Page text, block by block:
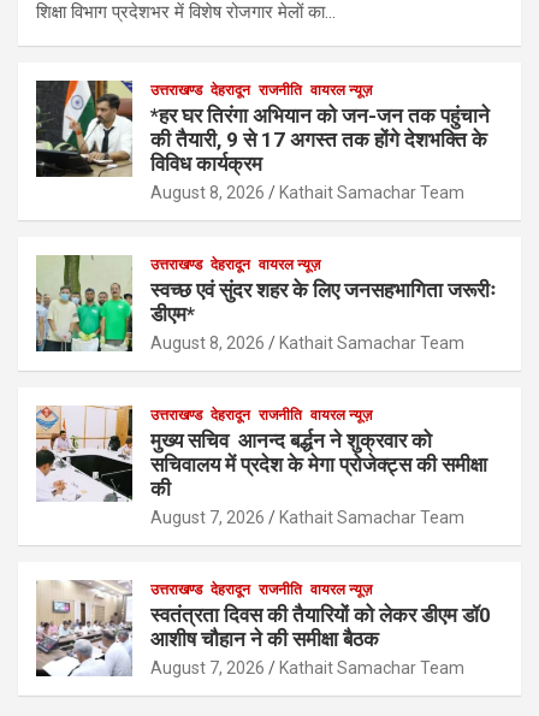
शिक्षा विभाग प्रदेशभर में विशेष रोजगार मेलों का…
उत्तराखण्ड देहरादून राजनीति वायरल न्यूज़
*हर घर तिरंगा अभियान को जन-जन तक पहुंचाने
की तैयारी, 9 से 17 अगस्त तक होंगे देशभक्ति के
विविध कार्यक्रम
August 8, 2026 Kathait Samachar Team
उत्तराखण्ड देहरादून वायरल न्यूज़
स्वच्छ एवं सुंदर शहर के लिए जनसहभागिता जरूरीः
डीएम*
August 8, 2026 Kathait Samachar Team
उत्तराखण्ड देहरादून राजनीति वायरल न्यूज़
मुख्य सचिव आनन्द बर्द्धन ने शुक्रवार को
सचिवालय में प्रदेश के मेगा प्रोजेक्ट्स की समीक्षा
की
August 7, 2026 Kathait Samachar Team
उत्तराखण्ड देहरादून राजनीति वायरल न्यूज़
स्वतंत्रता दिवस की तैयारियों को लेकर डीएम डॉ0
आशीष चौहान ने की समीक्षा बैठक
August 7, 2026 Kathait Samachar Team